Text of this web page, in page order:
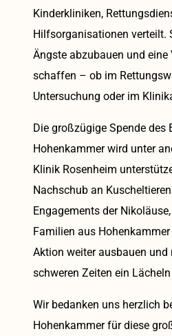
Kinderkliniken,
Hilfsorganisationen verteilt.
Ängste abzubauen und eine
schaffen – ob im
Untersuchung oder im
Die großzügige Spende des
Hohenkammer wird unter
Klinik Rosenheim
Nachschub an
Engagements der
Familien aus
Aktion weiter ausbauen und
schweren Zeiten ein
Wir bedanken uns herzlich
Hohenkammer für diese